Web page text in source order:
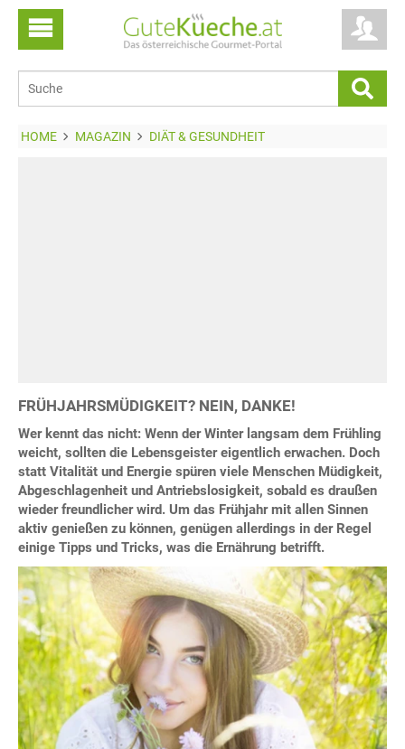
HOME MAGAZIN DIÄT & GESUNDHEIT
FRÜHJAHRSMÜDIGKEIT? NEIN, DANKE!
Wer kennt das nicht: Wenn der Winter langsam dem Frühling
weicht, sollten die Lebensgeister eigentlich erwachen. Doch
statt Vitalität und Energie spüren viele Menschen Müdigkeit,
Abgeschlagenheit und Antriebslosigkeit, sobald es draußen
wieder freundlicher wird. Um das Frühjahr mit allen Sinnen
aktiv genießen zu können, genügen allerdings in der Regel
einige Tipps und Tricks, was die Ernährung betrifft.